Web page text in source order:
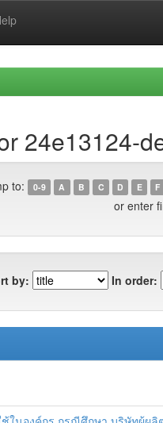
24e13124-
to: 0-9 A B C D E F
or enter
by: In order: